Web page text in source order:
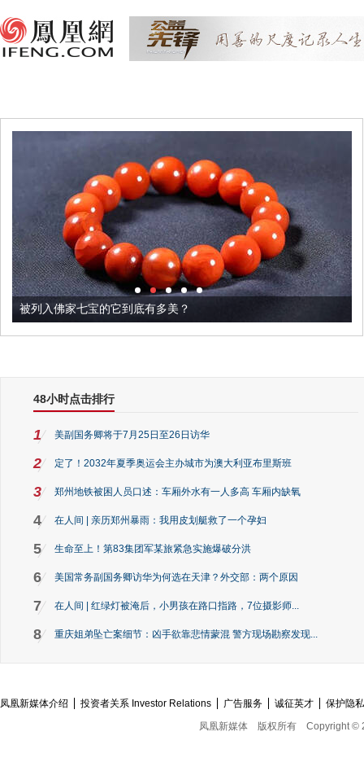
被列入佛家七宝的它到底有多美？
48小时点击排行
1 美副国务卿将于7月25日至26日访华
2 定了！2032年夏季奥运会主办城市为澳大利亚布里斯班
3 郑州地铁被困人员口述：车厢外水有一人多高 车厢内缺氧
4 在人间 | 亲历郑州暴雨：我用皮划艇救了一个孕妇
5 生命至上！第83集团军某旅紧急实施爆破分洪
6 美国常务副国务卿访华为何选在天津？外交部：两个原因
7 在人间 | 红绿灯被淹后，小男孩在路口指路，7位摄影师...
8 重庆姐弟坠亡案细节：凶手欲靠悲情蒙混 警方现场勘察发现...
凤凰新媒体介绍 投资者关系 Investor Relations 广告服务 诚征英才
保护隐
凤凰新媒体
版权所有 Copyright ©